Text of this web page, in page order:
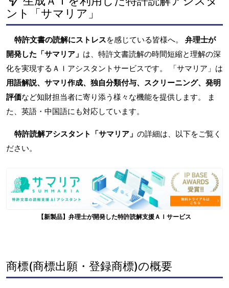
ント「サマリア」
特許文書の読解にストレスを感じている皆様へ。 弁理士が
開発した「サマリア」 は、特許文書読解の時間短縮と理解の深
化を実現するＡＩアシスタントサービスです。 「サマリア」は
用語解説、サマリ作成、独自分類付与、スクリーニング、発明
評価など知財担当者に寄り添う様々な機能を提供します。 ま
た、英語・中国語にも対応しています。
特許読解アシスタント「サマリア」 の詳細は、以下をご覧く
ださい。
【新製品】弁理士が開発した特許読解支援ＡＩサービス
商標(商標出願・登録商標)の概要